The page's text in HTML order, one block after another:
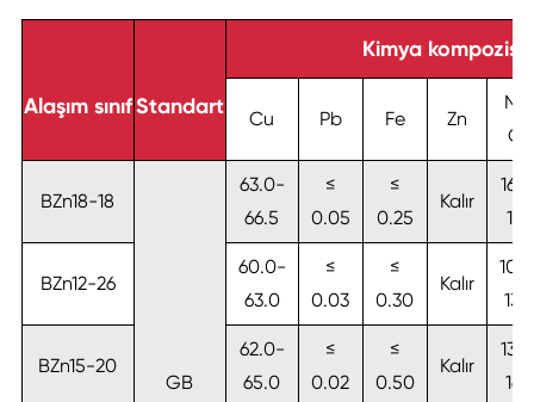
Alaşım sınıfStandart
Kimya
Cu Pb Fe Zn
Ni
Co
BZn18-18
GB
63.0-
66.5
≤
0.05
≤
0.25
Kalır
19.5
BZn12-26
60.0-
63.0
≤
0.03
≤
0.30
Kalır
BZn15-20
62.0-
65.0
≤
0.02
≤
0.50
Kalır